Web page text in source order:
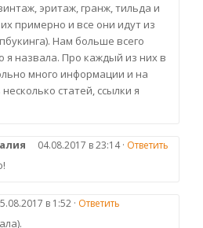
эритаж, гранж, тильда и
их примерно и все они идут из
Нам больше всего
я назвала. Про каждый из них в
много информации и на
статей, ссылки я
04.08.2017 в 23:14 · Ответить
в 1:52 · Ответить